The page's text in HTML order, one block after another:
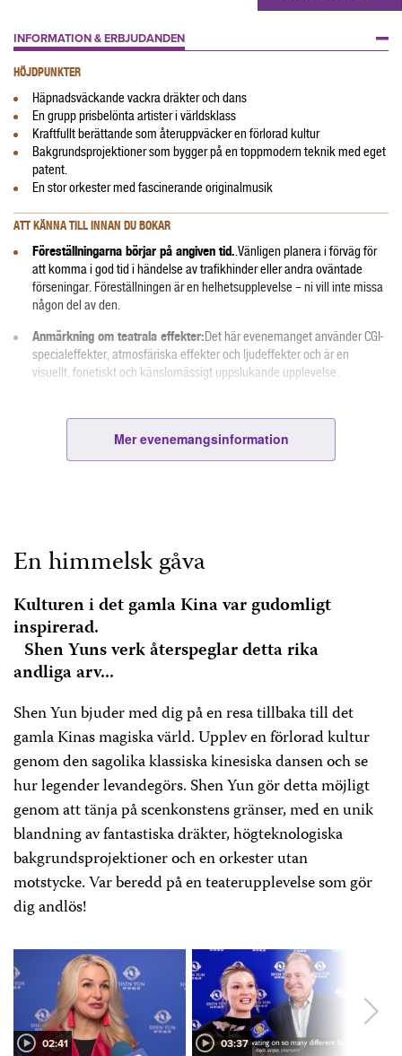
En himmelsk gåva
Kulturen i det gamla Kina var gudomligt
inspirerad.
Shen Yuns verk återspeglar detta rika
andliga arv...
Shen Yun bjuder med dig på en resa tillbaka till det
gamla Kinas magiska värld. Upplev en förlorad kultur
genom den sagolika klassiska kinesiska dansen och se
hur legender levandegörs. Shen Yun gör detta möjligt
genom att tänja på scenkonstens gränser, med en unik
blandning av fantastiska dräkter, högteknologiska
bakgrundsprojektioner och en orkester utan
motstycke. Var beredd på en teaterupplevelse som gör
dig andlös!
02:41 03:37
INFORMATION & ERBJUDANDEN
HÖJDPUNKTER
Häpnadsväckande vackra dräkter och dans
En grupp prisbelönta artister i världsklass
Kraftfullt berättande som återuppväcker en förlorad kultur
Bakgrundsprojektioner som bygger på en toppmodern teknik med eget
patent.
En stor orkester med fascinerande originalmusik
ATT KÄNNA TILL INNAN DU BOKAR
Föreställningarna börjar på angiven tid..Vänligen planera i förväg för
att komma i god tid i händelse av trafikhinder eller andra oväntade
förseningar. Föreställningen är en helhetsupplevelse – ni vill inte missa
någon del av den.
Anmärkning om teatrala effekter:Det här evenemanget använder CGI-
specialeffekter, atmosfäriska effekter och ljudeffekter och är en
visuellt, fonetiskt och känslomässigt uppslukande upplevelse.
och andra publikmedlemmar, men applåder är alltid uppskattade.
VARNING FÖR SVARTABÖRSHAJAR
VARNING: Köp inte biljetter från svartabörshajar eller webbsidor som inte är
länkade från denna sida. De biljetterna är troligtvis ogiltiga eller säljs till
överpris.
PRISER
Salongsplan
BOKNING
Via telefon:
877-663-7469 (Shen Yun Ticketing)
PUBLIK
Åldersgräns 4 år.
TID
ARRANGÖR
Falun Dafa Association in Louisiana
PLANERA DITT BESÖK
Mer evenemangsinformation